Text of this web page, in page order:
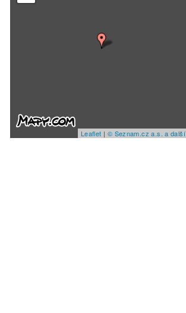
Leaflet | © Seznam.cz a.s. a další